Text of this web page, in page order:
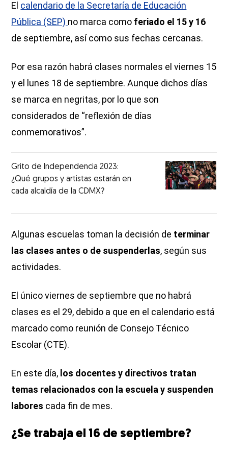
El calendario de la Secretaría de Educación
Pública (SEP) no marca como feriado el 15 y 16
de septiembre, así como sus fechas cercanas.
Por esa razón habrá clases normales el viernes 15
y el lunes 18 de septiembre. Aunque dichos días
se marca en negritas, por lo que son
considerados de “reflexión de días
conmemorativos”.
Grito de Independencia 2023:
¿Qué grupos y artistas estarán en
cada alcaldía de la CDMX?
Algunas escuelas toman la decisión de terminar
las clases antes o de suspenderlas, según sus
actividades.
El único viernes de septiembre que no habrá
clases es el 29, debido a que en el calendario está
marcado como reunión de Consejo Técnico
Escolar (CTE).
En este día, los docentes y directivos tratan
temas relacionados con la escuela y suspenden
labores cada fin de mes.
¿Se trabaja el 16 de septiembre?